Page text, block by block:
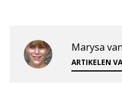
Marysa
ARTIKELEN